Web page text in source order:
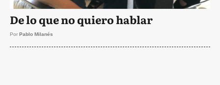
De lo que no quiero hablar
Por Pablo Milanés